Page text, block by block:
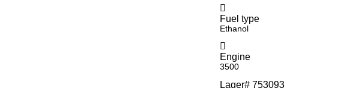
Fuel type
Ethanol
Engine
3500
Lager# 753093